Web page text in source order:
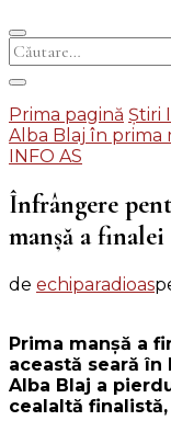
Caută
după:
Prima pagină Știri
Alba Blaj în prima
INFO AS
Înfrângere
manșă a
de echiparadioas
Prima manșă a
această seară în
Alba Blaj a
cealaltă